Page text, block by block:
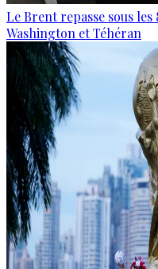
Le Brent repasse sous
Washington et Téhéran